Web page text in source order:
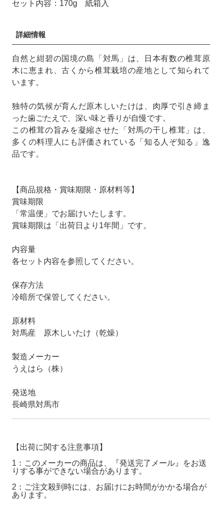
セット内容：170g 紙箱入
詳細情報
自然と紺碧の国境の島「対馬」は、日本有数の椎茸原
木に恵まれ、古くから椎茸栽培の産地として知られて
います。
独特の気候が育んだ原木しいたけは、肉厚で引き締ま
った歯ごたえで、深い味と香りが自慢です。
この椎茸の旨みを凝縮させた「対馬の干し椎茸」は、
多くの料理人にも評価されている「知る人ぞ知る」逸
品です。
【商品規格・賞味期限・原材料等】
賞味期限
「常温便」でお届けいたします。
賞味期限は「出荷日より1年間」です。
内容量
各セット内容を参照してください。
保存方法
冷暗所で保管してください。
原材料
対馬産 原木しいたけ（乾燥）
製造メーカー
うえはら（株）
発送地
長崎県対馬市
【出荷に関する注意事項】
1：このメーカーの商品は、『発送完了メール』をお送
りする事ができない場合があります。
2：ご注文殺到時には、お届けにお時間がかかる場合が
あります。